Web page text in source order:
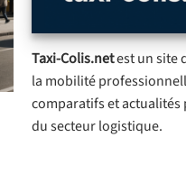
Taxi-Colis.netest un site
la mobilité
comparatifs et
du secteur logistique.